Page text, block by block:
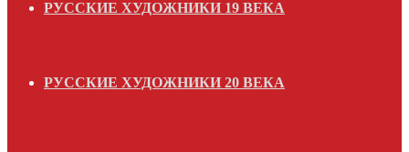
РУССКИЕ ХУДОЖНИКИ 19 ВЕКА
РУССКИЕ ХУДОЖНИКИ 20 ВЕКА